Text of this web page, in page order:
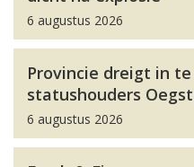
6 augustus 2026
Provincie dreigt in
statushouders
6 augustus 2026